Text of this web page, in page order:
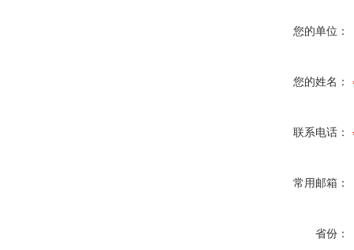
您的单位：
您的姓名：
联系电话：
常用邮箱：
省份：